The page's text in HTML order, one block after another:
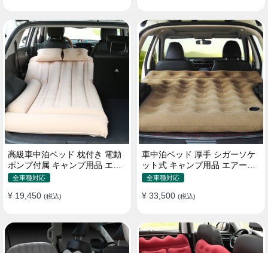
高級車中泊ベッド 枕付き 電動
ポンプ付属 キャンプ用品 エア
ーベッド 普通車 SUV
全車種対応
¥ 19,450 (税込)
車中泊ベッド 厚手 シガーソケ
ット式 キャンプ用品 エアーベ
ッド 収納袋付き 普通車 SUV適
全車種対応
¥ 33,500 (税込)